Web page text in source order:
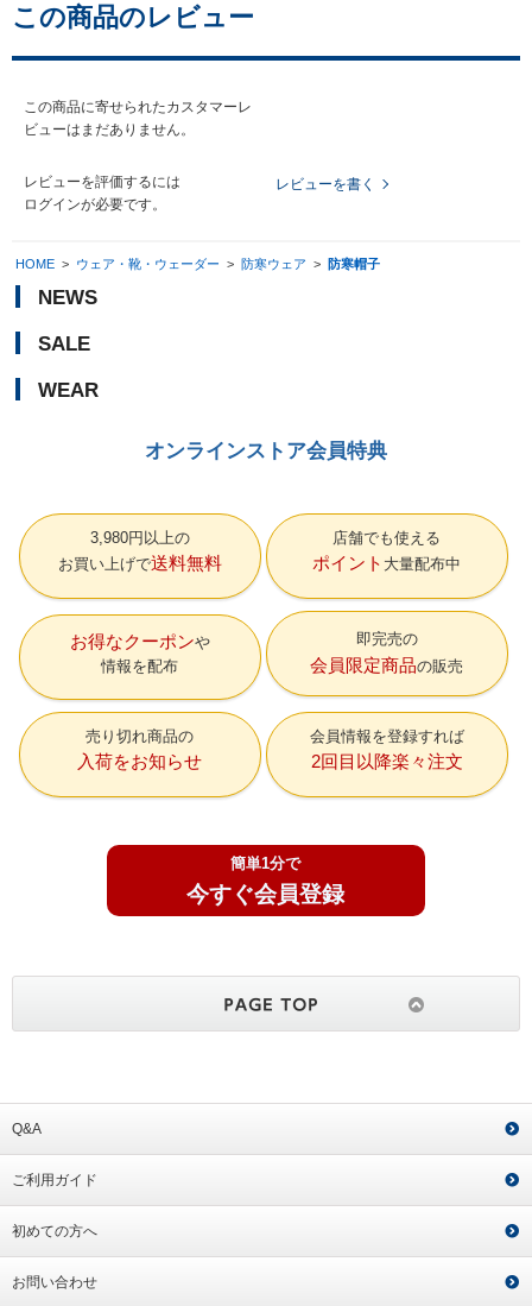
この商品のレビュー
この商品に寄せられたカスタマーレ
ビューはまだありません。
レビューを評価するには
ログインが必要です。
レビューを書く
HOME > ウェア・靴・ウェーダー > 防寒ウェア > 防寒帽子
NEWS
SALE
WEAR
オンラインストア会員特典
3,980円以上の
お買い上げで送料無料
店舗でも使える
ポイント 大量配布中
お得なクーポン
情報を配布
即完売の
会員限定商品の販売
売り切れ商品の
入荷をお知らせ
会員情報を登録すれば
2回目以降楽々注文
簡単1分で
今すぐ会員登録
Q&A
ご利用ガイド
初めての方へ
お問い合わせ